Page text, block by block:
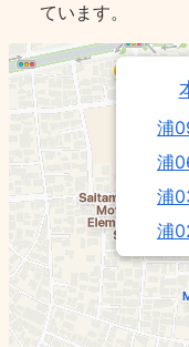
ています。
浦
浦
浦
浦
浦
浦08/
浦